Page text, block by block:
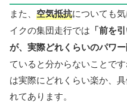
また、 空気抵抗についても
イクの集団走行では 「前を
が、実際どれくらいのパワ
ていると分からないことで
は実際にどれくらい楽か、
れてあります。